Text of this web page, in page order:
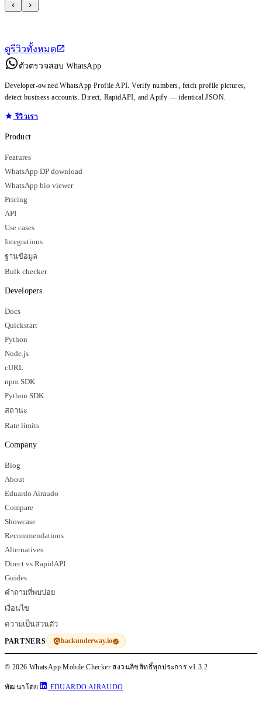
ดูรีวิวทั้งหมด
ตัวตรวจสอบ WhatsApp
Developer-owned WhatsApp Profile API. Verify numbers, fetch profile pictures,
detect business accounts. Direct, RapidAPI, and Apify — identical JSON.
รีวิวเรา
Product
Features
WhatsApp DP download
WhatsApp bio viewer
Pricing
API
Use cases
Integrations
ฐานข้อมูล
Bulk checker
Developers
Docs
Quickstart
Python
Node.js
cURL
npm SDK
Python SDK
สถานะ
Rate limits
Company
Blog
About
Eduardo Airaudo
Compare
Showcase
Recommendations
Alternatives
Direct vs RapidAPI
Guides
คำถามที่พบบ่อย
เงื่อนไข
ความเป็นส่วนตัว
PARTNERS hackunderway.io
© 2026 WhatsApp Mobile Checker สงวนลิขสิทธิ์ทุกประการ v1.3.2
พัฒนาโดย EDUARDO AIRAUDO